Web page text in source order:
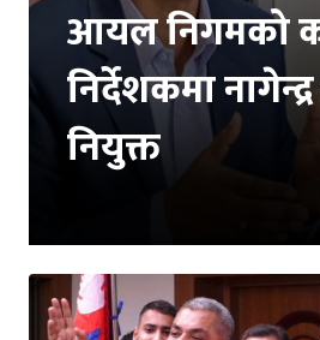
आयल निगमको
निर्देशकमा
नियुक्त